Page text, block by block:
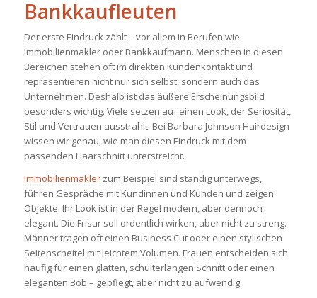
Bankkaufleuten
Der erste Eindruck zählt – vor allem in Berufen wie
Immobilienmakler oder Bankkaufmann. Menschen in diesen
Bereichen stehen oft im direkten Kundenkontakt und
repräsentieren nicht nur sich selbst, sondern auch das
Unternehmen. Deshalb ist das äußere Erscheinungsbild
besonders wichtig. Viele setzen auf einen Look, der Seriosität,
Stil und Vertrauen ausstrahlt. Bei Barbara Johnson Hairdesign
wissen wir genau, wie man diesen Eindruck mit dem
passenden Haarschnitt unterstreicht.
Immobilienmaklerzum Beispiel sind ständig unterwegs,
führen Gespräche mit Kundinnen und Kunden und zeigen
Objekte. Ihr Look ist in der Regel modern, aber dennoch
elegant. Die Frisur soll ordentlich wirken, aber nicht zu streng.
Männer tragen oft einen Business Cut oder einen stylischen
Seitenscheitel mit leichtem Volumen. Frauen entscheiden sich
häufig für einen glatten, schulterlangen Schnitt oder einen
eleganten Bob – gepflegt, aber nicht zu aufwendig.